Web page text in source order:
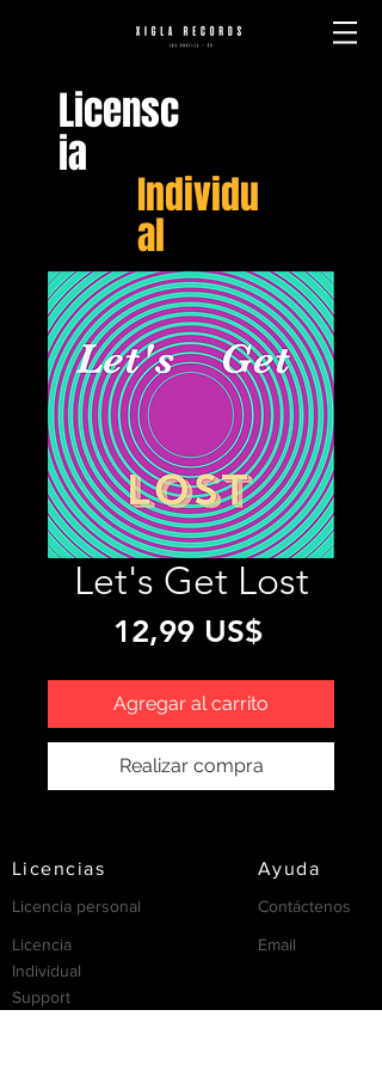
Licensc
ia
Individu
al
Let's Get Lost
12,99 US$Precio
Agregar al carrito
Realizar compra
Licencias Ayuda
Licencia personal
Licencia
Individual
Contáctenos
Email
Support